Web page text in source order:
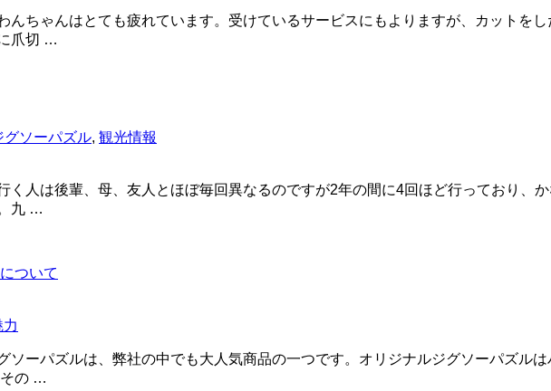
んちゃんはとても疲れています。受けているサービスにもよりますが、カットを
爪切 …
グソーパズル, 観光情報
く人は後輩、母、友人とほぼ毎回異なるのですが2年の間に4回ほど行っており、
九 …
ついて
力
ソーパズルは、弊社の中でも大人気商品の一つです。オリジナルジグソーパズル
その …